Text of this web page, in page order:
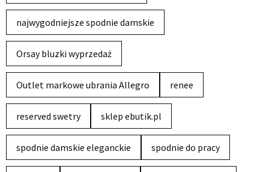
najwygodniejsze spodnie damskie
Orsay bluzki wyprzedaż
Outlet markowe ubrania Allegro renee
reserved swetry sklep ebutik.pl
spodnie damskie eleganckie spodnie do pracy